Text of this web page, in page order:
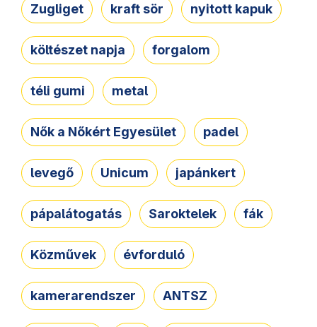
Zugliget kraft sör nyitott kapuk
költészet napja forgalom
téli gumi metal
Nők a Nőkért Egyesület padel
levegő Unicum japánkert
pápalátogatás Saroktelek fák
Közművek évforduló
kamerarendszer ANTSZ